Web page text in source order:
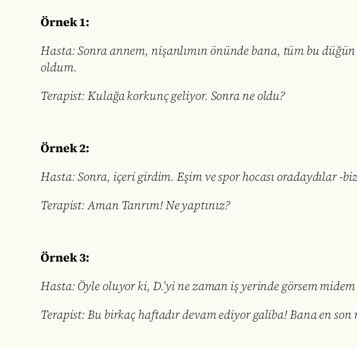
Örnek 1:
Hasta: Sonra annem, nişanlımın önünde bana, tüm bu düğün
oldum.
Terapist: Kulağa korkunç geliyor. Sonra ne oldu?
Örnek 2:
Hasta: Sonra, içeri girdim. Eşim ve spor hocası oradaydılar -
Terapist: Aman Tanrım! Ne yaptınız?
Örnek 3:
Hasta: Öyle oluyor ki, D.’yi ne zaman iş yerinde görsem
Terapist: Bu birkaç haftadır devam ediyor galiba! Bana en